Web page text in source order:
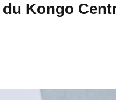
Kongo